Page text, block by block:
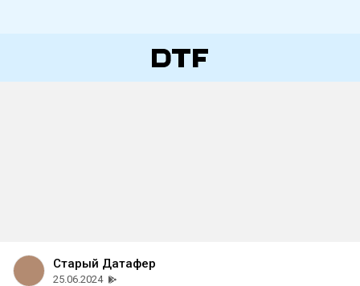
Старый Датафер
25.06.2024